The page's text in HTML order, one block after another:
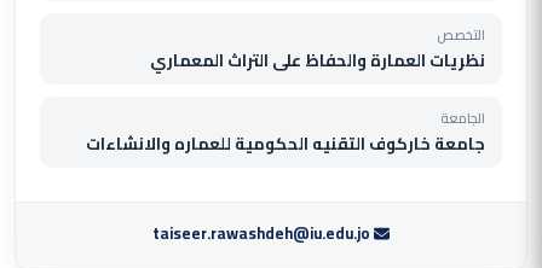
التخصص
نظريات العمارة والحفاظ على التراث المعماري
الجامعة
جامعة خاركوف التقنيه الحكومية للعماره والانشاءات